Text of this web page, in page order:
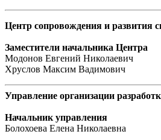
Центр сопровождения и развития
Заместители начальника Центра
Модонов Евгений Николаевич
Хруслов Максим Вадимович
Управление организации
Начальник управления
Болохоева Елена Николаевна